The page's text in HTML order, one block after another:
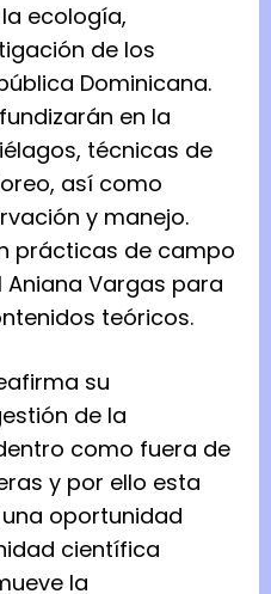
ecología,
de los
Dominicana.
en la
técnicas de
así como
y manejo.
prácticas de campo
Aniana Vargas para
teóricos.
su
de la
como fuera de
y por ello esta
oportunidad
científica
la